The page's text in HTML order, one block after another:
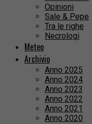
Opinioni
Sale & Pepe
Tra le righe
Necrologi
Meteo
Archivio
Anno 2025
Anno 2024
Anno 2023
Anno 2022
Anno 2021
Anno 2020